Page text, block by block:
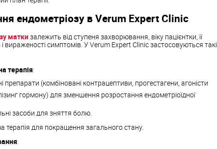
ендометріозу в Verum Expert Clinic
маткизалежить від ступеня захворювання, віку пацієнтки, її
вираженості симптомів. У Verum Expert Clinic застосовуються такі
терапія:
препарати (комбіновані контрацептиви, прогестагени, агоністи
гормону) для зменшення розростання ендометріоїдної
засоби для зняття болю.
терапія для покращення загального стану.
: